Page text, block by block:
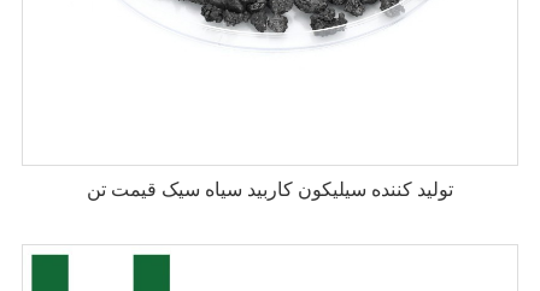
تولید کننده سیلیکون کاربید سیاه سیک قیمت تن